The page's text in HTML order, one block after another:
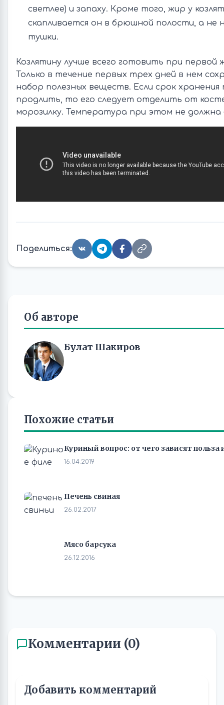
светлее) и запаху. Кроме того, жир у
скапливается он в брюшной полости, а не
тушки.
Козлятину лучше всего готовить при первой
Только в течение первых трех дней в нем
набор полезных веществ. Если срок
продлить, то его следует отделить от
морозилку. Температура при этом не должна
Поделиться:
Об авторе
Булат Шакиров
Похожие статьи
Куриный вопрос: от чего зависят
16.04.2019
Печень свиная
26.02.2017
Мясо барсука
26.12.2016
Комментарии (0)
Добавить комментарий